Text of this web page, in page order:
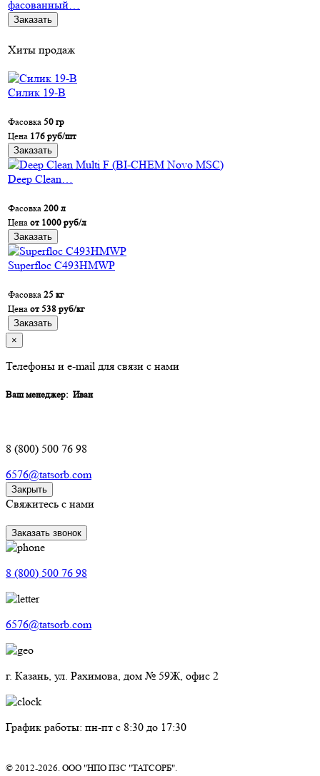
фасованный…
Заказать
Хиты продаж
Силик 19-В
Фасовка 50 гр
Цена 176 руб/шт
Заказать
Deep Clean…
Фасовка 200 л
Цена от 1000 руб/л
Заказать
Superfloc C493HMWP
Фасовка 25 кг
Цена от 538 руб/кг
Заказать
×
Телефоны и e-mail для связи с нами
Ваш менеджер: Иван
8 (800) 500 76 98
6576@tatsorb.com
Закрыть
Свяжитесь с нами
Заказать звонок
8 (800) 500 76 98
6576@tatsorb.com
г. Казань, ул. Рахимова, дом № 59Ж, офис 2
График работы: пн-пт с 8:30 до 17:30
© 2012-2026. ООО "НПО ПЗС "ТАТСОРБ".